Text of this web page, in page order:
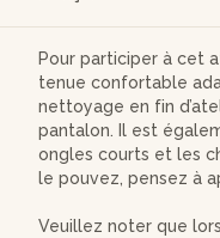
Pour participer à cet
tenue confortable
nettoyage en fin
pantalon. Il est
ongles courts et les
le pouvez, pensez à
Veuillez noter que